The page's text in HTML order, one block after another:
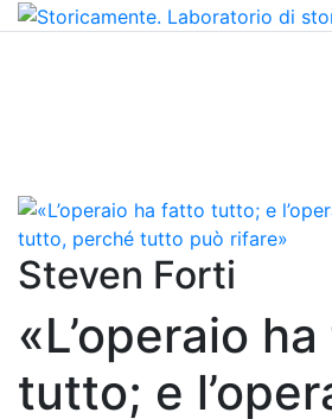
Steven Forti
«L’operaio
tutto; e